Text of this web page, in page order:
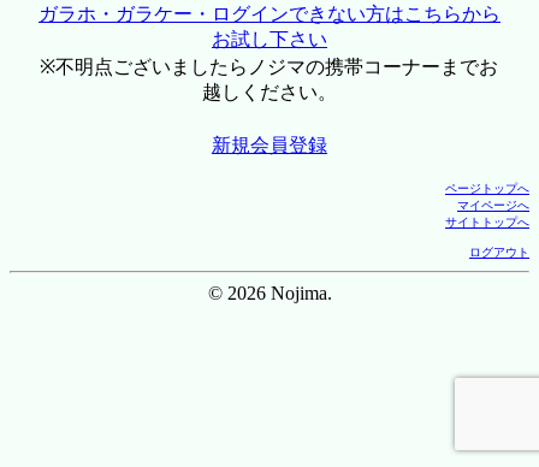
ガラホ・ガラケー・ログインできない方はこちらから
お試し下さい
※不明点ございましたらノジマの携帯コーナーまでお
越しください。
新規会員登録
ページトップへ
マイページへ
サイトトップへ
ログアウト
© 2026 Nojima.